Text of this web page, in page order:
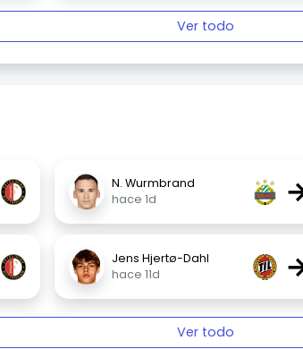
Ver todo
N. Wurmbrand
hace 1d
Jens Hjertø-Dahl
hace 11d
Ver todo